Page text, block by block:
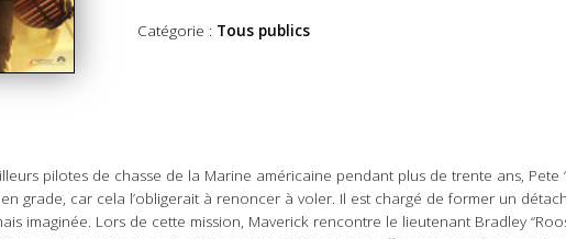
Catégorie : Tous publics
pilotes de chasse de la Marine américaine pendant plus de trente ans,
en grade, car cela l’obligerait à renoncer à voler. Il est chargé de former un
imaginée. Lors de cette mission, Maverick rencontre le lieutenant Bradley